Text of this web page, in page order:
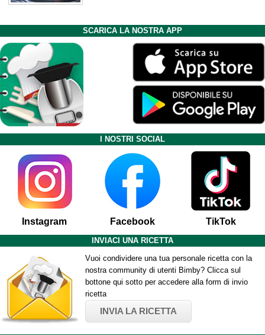
SCARICA LA NOSTRA APP
I NOSTRI SOCIAL
Instagram Facebook TikTok
INVIACI UNA RICETTA
Vuoi condividere una tua personale ricetta con la
nostra community di utenti Bimby? Clicca sul
bottone qui sotto per accedere alla form di invio
ricetta
INVIA LA RICETTA